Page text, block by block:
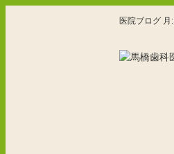
医院ブログ 月: